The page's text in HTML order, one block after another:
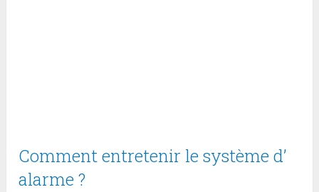
Comment entretenir le système d’
alarme ?